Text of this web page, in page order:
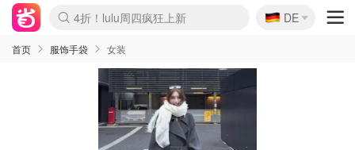
Boticinal 夏促开抢！
4折！lulu周四疯狂上新
还没结束！&OtherStories大促
Joybuy变相75折 随时失效
速领！Stanley独家85折
疑似霸哥！Camper额外叠85折
Zalando 奥莱闪促！每日更新
Moncler反季囤！5折起+叠9折
Coach Brooklyn仅€192
🇩🇪
DE
首页 服饰手袋 女装